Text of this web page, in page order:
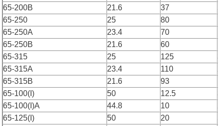
65-200B
21.6 37
65-250
25 80
65-250A
23.4 70
65-250B
21.6 60
65-315
25 125
65-315A
23.4 110
65-315B
21.6 93
65-100(I)
50 12.5
65-100(I)A
44.8 10
65-125(I)
50 20